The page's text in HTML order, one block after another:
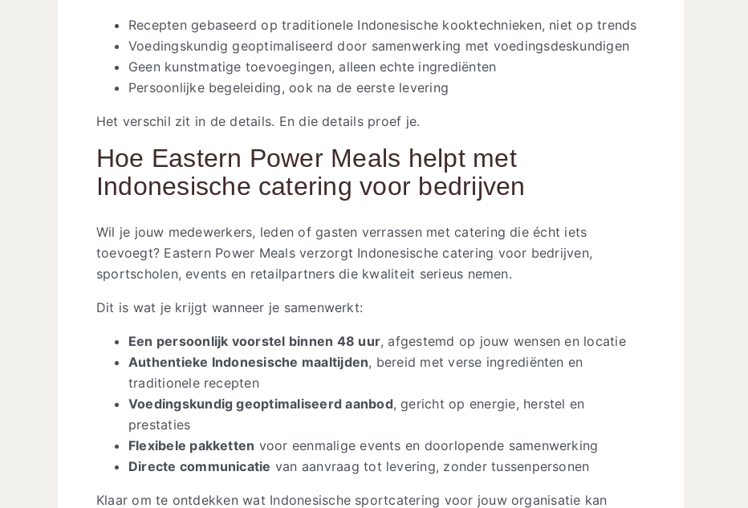
Recepten gebaseerd op traditionele Indonesische kooktechnieken, niet op trends
Voedingskundig geoptimaliseerd door samenwerking met voedingsdeskundigen
Geen kunstmatige toevoegingen, alleen echte ingrediënten
Persoonlijke begeleiding, ook na de eerste levering
Het verschil zit in de details. En die details proef je.
Hoe Eastern Power Meals helpt met
Indonesische catering voor bedrijven
Wil je jouw medewerkers, leden of gasten verrassen met catering die écht iets
toevoegt? Eastern Power Meals verzorgt Indonesische catering voor bedrijven,
sportscholen, events en retailpartners die kwaliteit serieus nemen.
Dit is wat je krijgt wanneer je samenwerkt:
Een persoonlijk voorstel binnen 48 uur, afgestemd op jouw wensen en locatie
Authentieke Indonesische maaltijden, bereid met verse ingrediënten en
traditionele recepten
Voedingskundig geoptimaliseerd aanbod, gericht op energie, herstel en
prestaties
Flexibele pakketten voor eenmalige events en doorlopende samenwerking
Directe communicatie van aanvraag tot levering, zonder tussenpersonen
Klaar om te ontdekken wat Indonesische sportcatering voor jouw organisatie kan